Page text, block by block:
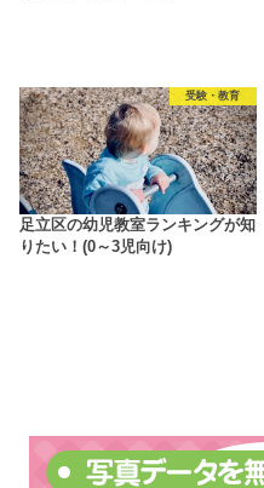
受験・教育
足立区の幼児教室ランキングが知
りたい！(0～3児向け)